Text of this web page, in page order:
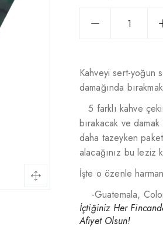
Kahveyi sert-yoğun
damağında
5 farklı kahve
bırakacak ve
daha tazeyken
alacağınız bu leziz
İşte o özenle
-Guatemala,
İçtiğiniz Her
Afiyet Olsun!